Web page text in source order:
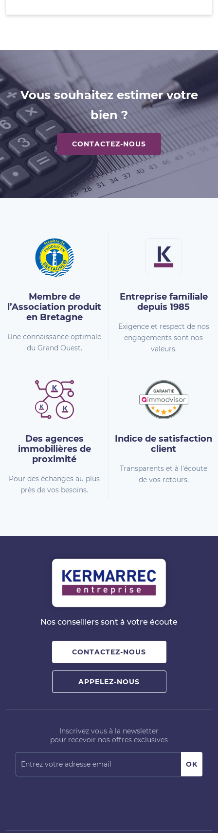
Vous souhaitez estimer votre
bien ?
CONTACTEZ-NOUS
Membre de
l’Association produit
en Bretagne
Une connaissance optimale
du Grand Ouest.
Entreprise familiale
depuis 1985
Exigence et respect de nos
engagements sont nos
valeurs.
Des agences
immobilières de
proximité
Pour des échanges au plus
près de vos besoins.
Indice de satisfaction
client
Transparents et à l'écoute
de vos retours.
Nos conseillers sont à votre écoute
CONTACTEZ-NOUS
APPELEZ-NOUS
Inscrivez vous à la newsletter
pour recevoir nos offres exclusives